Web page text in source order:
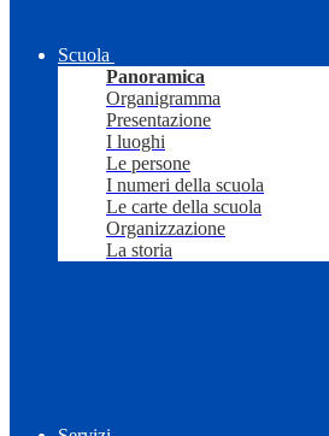
Scuola
Panoramica
Organigramma
Presentazione
I luoghi
Le persone
I numeri della scuola
Le carte della scuola
Organizzazione
La storia